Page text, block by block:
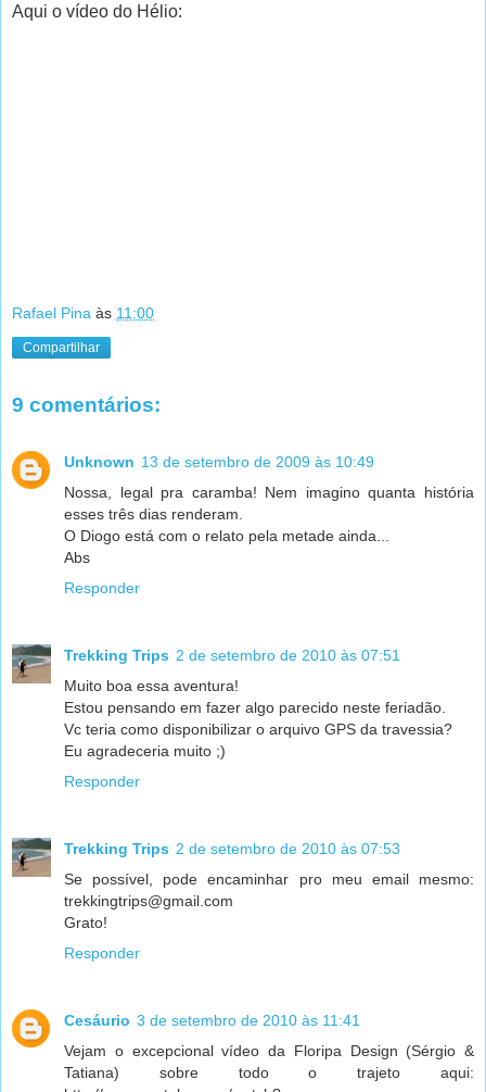
Aqui o vídeo do Hélio:
Rafael Pina às 11:00
Compartilhar
9 comentários:
Unknown 13 de setembro de 2009 às 10:49
Nossa, legal pra caramba! Nem imagino quanta história
esses três dias renderam.
O Diogo está com o relato pela metade ainda...
Abs
Responder
Trekking Trips 2 de setembro de 2010 às 07:51
Muito boa essa aventura!
Estou pensando em fazer algo parecido neste feriadão.
Vc teria como disponibilizar o arquivo GPS da travessia?
Eu agradeceria muito ;)
Responder
Trekking Trips 2 de setembro de 2010 às 07:53
Se possível, pode encaminhar pro meu email mesmo:
trekkingtrips@gmail.com
Grato!
Responder
Cesáurio 3 de setembro de 2010 às 11:41
Vejam o excepcional vídeo da Floripa Design (Sérgio &
Tatiana) sobre todo o trajeto aqui: